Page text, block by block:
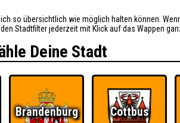
so übersichtlich wie möglich halten können.
Stadtfilter jederzeit mit Klick auf das Wappen
Deine Stadt
Brandenburg Cottbus